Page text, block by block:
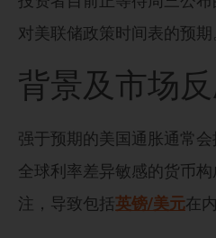
对美联储政策时间表的预期
背景及市场
强于预期的美国通胀通常
全球利率差异敏感的货币
注，导致包括英镑/美元在